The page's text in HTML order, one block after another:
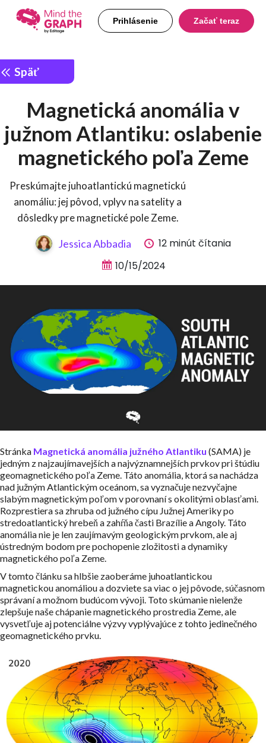
Prihlásenie Začať teraz
Späť
Magnetická anomália v
južnom Atlantiku: oslabenie
magnetického poľa Zeme
Preskúmajte juhoatlantickú magnetickú
anomáliu: jej pôvod, vplyv na satelity a
dôsledky pre magnetické pole Zeme.
Jessica Abbadia
12 minút čítania
10/15/2024
Stránka Magnetická anomália južného Atlantiku (SAMA) je
jedným z najzaujímavejších a najvýznamnejších prvkov pri štúdiu
geomagnetického poľa Zeme. Táto anomália, ktorá sa nachádza
nad južným Atlantickým oceánom, sa vyznačuje nezvyčajne
slabým magnetickým poľom v porovnaní s okolitými oblasťami.
Rozprestiera sa zhruba od južného cípu Južnej Ameriky po
stredoatlantický hrebeň a zahŕňa časti Brazílie a Angoly. Táto
anomália nie je len zaujímavým geologickým prvkom, ale aj
ústredným bodom pre pochopenie zložitosti a dynamiky
magnetického poľa Zeme.
V tomto článku sa hlbšie zaoberáme juhoatlantickou
magnetickou anomáliou a dozviete sa viac o jej pôvode, súčasnom
správaní a možnom budúcom vývoji. Toto skúmanie nielenže
zlepšuje naše chápanie magnetického prostredia Zeme, ale
vysvetľuje aj potenciálne výzvy vyplývajúce z tohto jedinečného
geomagnetického prvku.